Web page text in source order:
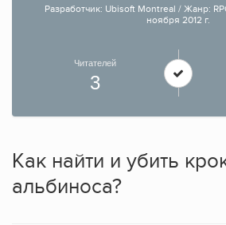
Разработчик: Ubisoft Montreal / Жанр:
ноября 2012 г.
Читателей
3
Как найти и убить
альбиноса?